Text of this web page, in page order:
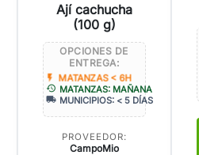
Ají cachucha
(100 g)
OPCIONES DE
ENTREGA:
flash_on MATANZAS < 6H
history MATANZAS: MAÑANA
local_shipping MUNICIPIOS: < 5 DÍAS
PROVEEDOR:
CampoMio